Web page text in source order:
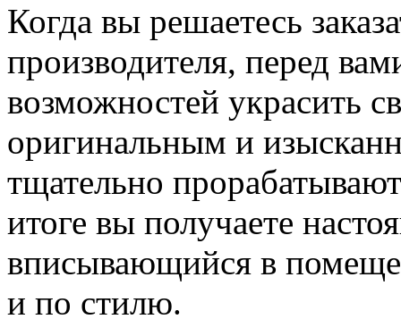
Когда вы решаетесь
производителя, перед
возможностей украсить
оригинальным и
тщательно
итоге вы получаете
вписывающийся в
и по стилю.